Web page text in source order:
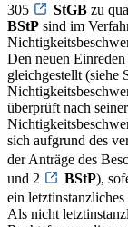
305
StGB zu
BStP sind im
Den neuen
gleichgestellt (siehe
überprüft nach
sich aufgrund des
der Anträge des
und 2
BStP),
ein
Als nicht